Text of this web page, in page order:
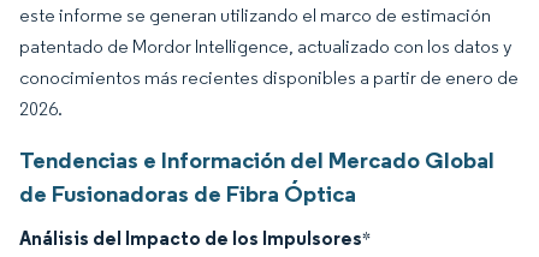
este informe se generan utilizando el marco de estimación
patentado de Mordor Intelligence, actualizado con los datos y
conocimientos más recientes disponibles a partir de enero de
2026.
Tendencias e Información del Mercado Global
de Fusionadoras de Fibra Óptica
Análisis del Impacto de los Impulsores*